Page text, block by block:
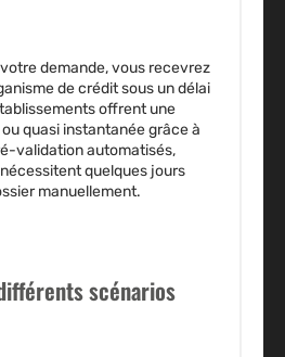
demande, vous recevrez
de crédit sous un délai
offrent une
quasi instantanéegrâce à
validation automatisés,
quelques jours
manuellement.
scénarios